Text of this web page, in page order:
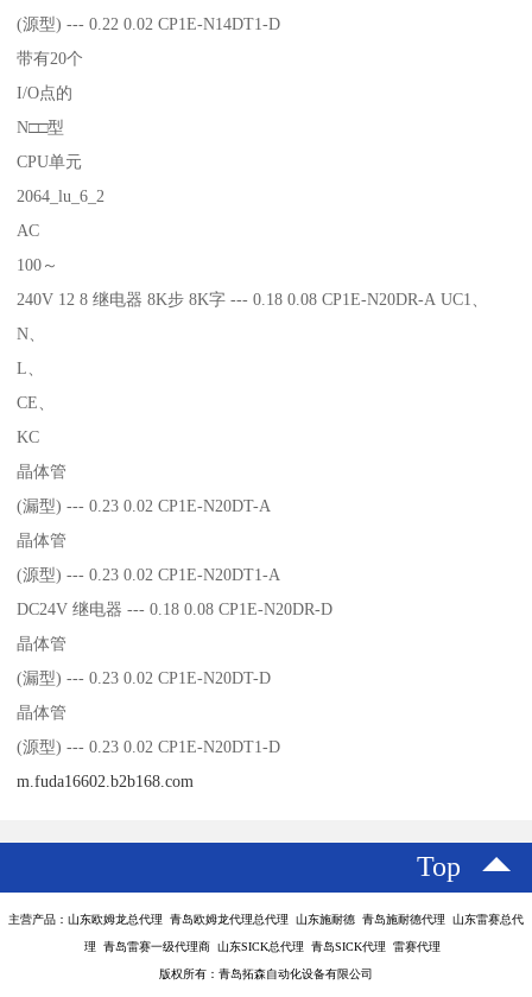
(源型) --- 0.22 0.02 CP1E-N14DT1-D
带有20个
I/O点的
N□□型
CPU单元
2064_lu_6_2
AC
100～
240V 12 8 继电器 8K步 8K字 --- 0.18 0.08 CP1E-N20DR-A UC1、
N、
L、
CE、
KC
晶体管
(漏型) --- 0.23 0.02 CP1E-N20DT-A
晶体管
(源型) --- 0.23 0.02 CP1E-N20DT1-A
DC24V 继电器 --- 0.18 0.08 CP1E-N20DR-D
晶体管
(漏型) --- 0.23 0.02 CP1E-N20DT-D
晶体管
(源型) --- 0.23 0.02 CP1E-N20DT1-D
m.fuda16602.b2b168.com
Top
主营产品：山东欧姆龙总代理 青岛欧姆龙代理总代理 山东施耐德 青岛施耐德代理 山东雷赛总代
理 青岛雷赛一级代理商 山东SICK总代理 青岛SICK代理 雷赛代理
版权所有：青岛拓森自动化设备有限公司